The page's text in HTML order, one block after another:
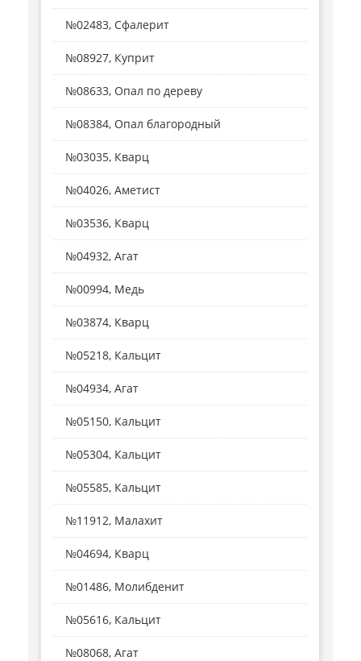
№02483, Сфалерит
№08927, Куприт
№08633, Опал по дереву
№08384, Опал благородный
№03035, Кварц
№04026, Аметист
№03536, Кварц
№04932, Агат
№00994, Медь
№03874, Кварц
№05218, Кальцит
№04934, Агат
№05150, Кальцит
№05304, Кальцит
№05585, Кальцит
№11912, Малахит
№04694, Кварц
№01486, Молибденит
№05616, Кальцит
№08068, Агат